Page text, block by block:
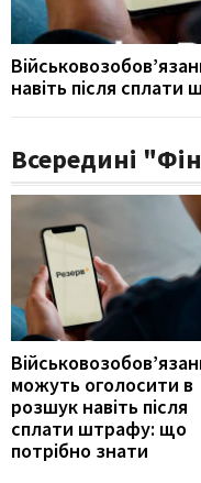
навіть після
Всередині
можуть оголосити в
розшук навіть після
сплати штрафу: що
потрібно знати